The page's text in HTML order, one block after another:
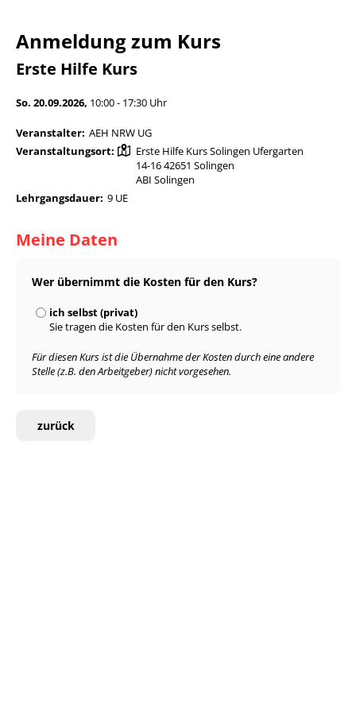
Anmeldung zum Kurs
Erste Hilfe Kurs
So. 20.09.2026, 10:00 - 17:30 Uhr
Veranstalter: AEH NRW UG
Veranstaltungsort:
Erste Hilfe Kurs Solingen Ufergarten
14-16 42651 Solingen
ABI Solingen
Lehrgangsdauer: 9 UE
Meine Daten
Wer übernimmt die Kosten für den Kurs?
ich selbst (privat)
Sie tragen die Kosten für den Kurs selbst.
Für diesen Kurs ist die Übernahme der Kosten durch eine andere
Stelle (z.B. den Arbeitgeber) nicht vorgesehen.
zurück